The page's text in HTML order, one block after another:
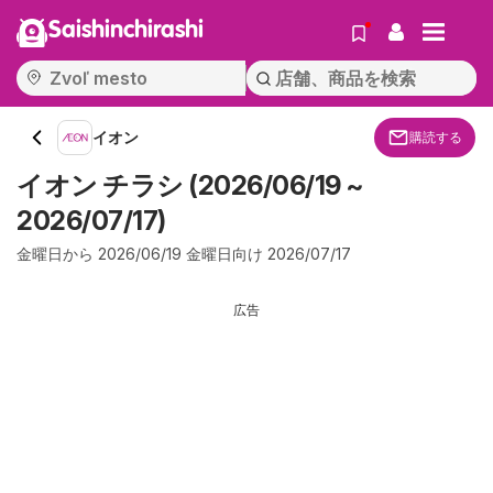
Saishinchirashi
イオン 購読する
イオン チラシ (2026/06/19 ~
2026/07/17)
金曜日から 2026/06/19 金曜日向け 2026/07/17
広告